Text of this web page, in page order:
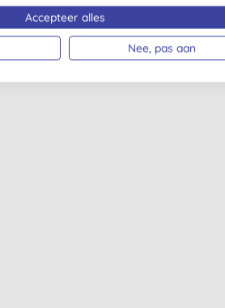
Naïf
Accepteer alles
Nee, pas aan